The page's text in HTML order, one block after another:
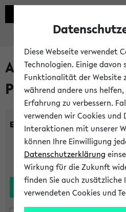
Alle noch
Prüfungen
Einrichtung:
Diese Webseite verwendet
Technologien. Einige
Funktionalität der Website
während andere uns
Erfahrung zu verbessern.
verwenden wir Cookies
Interaktionen mit unserer
können Ihre Einwilligung
Datenschutzerklärung
Wirkung für die Zukunft
finden Sie auch
verwendeten Cookies und